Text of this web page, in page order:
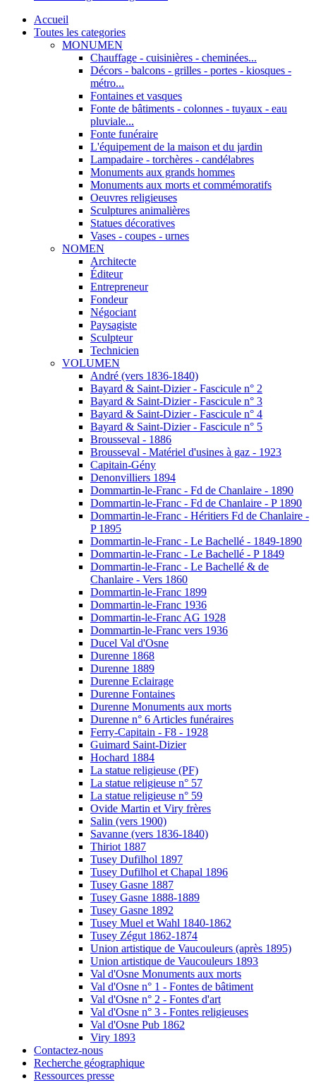
Accueil
Toutes les categories
MONUMEN
Chauffage - cuisinières - cheminées...
Décors - balcons - grilles - portes - kiosques -
métro...
Fontaines et vasques
Fonte de bâtiments - colonnes - tuyaux - eau
pluviale...
Fonte funéraire
L'équipement de la maison et du jardin
Lampadaire - torchères - candélabres
Monuments aux grands hommes
Monuments aux morts et commémoratifs
Oeuvres religieuses
Sculptures animalières
Statues décoratives
Vases - coupes - urnes
NOMEN
Architecte
Éditeur
Entrepreneur
Fondeur
Négociant
Paysagiste
Sculpteur
Technicien
VOLUMEN
André (vers 1836-1840)
Bayard & Saint-Dizier - Fascicule n° 2
Bayard & Saint-Dizier - Fascicule n° 3
Bayard & Saint-Dizier - Fascicule n° 4
Bayard & Saint-Dizier - Fascicule n° 5
Brousseval - 1886
Brousseval - Matériel d'usines à gaz - 1923
Capitain-Gény
Denonvilliers 1894
Dommartin-le-Franc - Fd de Chanlaire - 1890
Dommartin-le-Franc - Fd de Chanlaire - P 1890
Dommartin-le-Franc - Héritiers Fd de Chanlaire -
P 1895
Dommartin-le-Franc - Le Bachellé - 1849-1890
Dommartin-le-Franc - Le Bachellé - P 1849
Dommartin-le-Franc - Le Bachellé & de
Chanlaire - Vers 1860
Dommartin-le-Franc 1899
Dommartin-le-Franc 1936
Dommartin-le-Franc AG 1928
Dommartin-le-Franc vers 1936
Ducel Val d'Osne
Durenne 1868
Durenne 1889
Durenne Eclairage
Durenne Fontaines
Durenne Monuments aux morts
Durenne n° 6 Articles funéraires
Ferry-Capitain - F8 - 1928
Guimard Saint-Dizier
Hochard 1884
La statue religieuse (PF)
La statue religieuse n° 57
La statue religieuse n° 59
Ovide Martin et Viry frères
Salin (vers 1900)
Savanne (vers 1836-1840)
Thiriot 1887
Tusey Dufilhol 1897
Tusey Dufilhol et Chapal 1896
Tusey Gasne 1887
Tusey Gasne 1888-1889
Tusey Gasne 1892
Tusey Muel et Wahl 1840-1862
Tusey Zégut 1862-1874
Union artistique de Vaucouleurs (après 1895)
Union artistique de Vaucouleurs 1893
Val d'Osne Monuments aux morts
Val d'Osne n° 1 - Fontes de bâtiment
Val d'Osne n° 2 - Fontes d'art
Val d'Osne n° 3 - Fontes religieuses
Val d'Osne Pub 1862
Viry 1893
Contactez-nous
Recherche géographique
Ressources presse